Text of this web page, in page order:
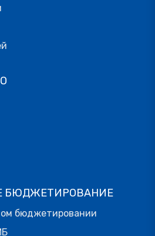
БЮДЖЕТИРОВАНИЕ
бюджетировании